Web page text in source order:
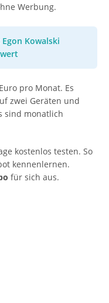
Werbung.
Egon Kowalski
pro Monat. Es
zwei Geräten und
sind monatlich
kostenlos testen. So
kennenlernen.
für sich aus.